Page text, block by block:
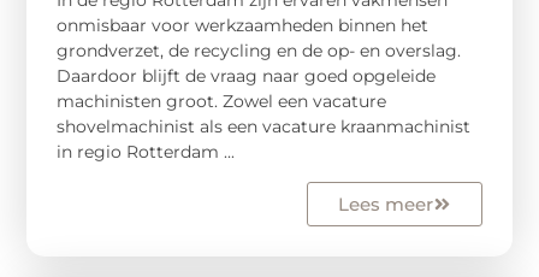
onmisbaar voor werkzaamheden binnen het
grondverzet, de recycling en de op- en overslag.
Daardoor blijft de vraag naar goed opgeleide
machinisten groot. Zowel een vacature
shovelmachinist als een vacature kraanmachinist
in regio Rotterdam ...
Lees meer